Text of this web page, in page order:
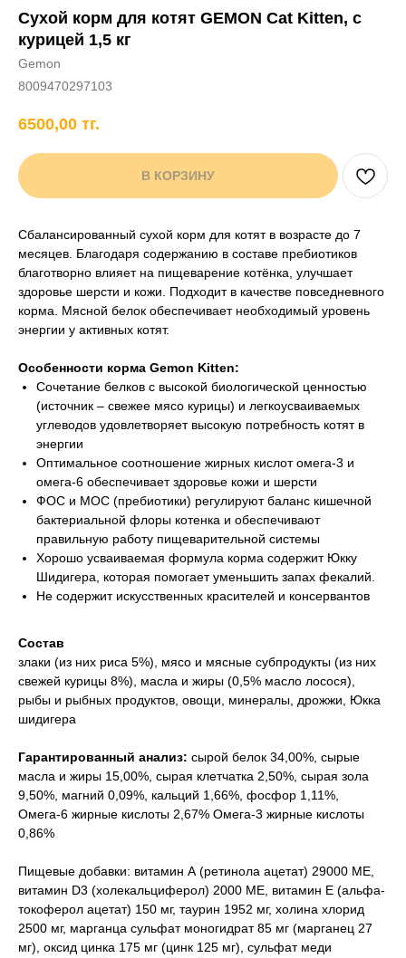
Хорькам
+7 706 407 30 81
Сухой корм для котят GEMON Cat Kitten, с
курицей 1,5 кг
Gemon
8009470297103
6500,00 тг.
В КОРЗИНУ
Сбалансированный сухой корм для котят в возрасте до 7
месяцев. Благодаря содержанию в составе пребиотиков
благотворно влияет на пищеварение котёнка, улучшает
здоровье шерсти и кожи. Подходит в качестве повседневного
корма. Мясной белок обеспечивает необходимый уровень
энергии у активных котят.
Особенности корма Gemon Kitten:
Сочетание белков с высокой биологической ценностью
(источник – свежее мясо курицы) и легкоусваиваемых
углеводов удовлетворяет высокую потребность котят в
энергии
Оптимальное соотношение жирных кислот омега-3 и
омега-6 обеспечивает здоровье кожи и шерсти
ФОС и МОС (пребиотики) регулируют баланс кишечной
бактериальной флоры котенка и обеспечивают
правильную работу пищеварительной системы
Хорошо усваиваемая формула корма содержит Юкку
Шидигера, которая помогает уменьшить запах фекалий.
Не содержит искусственных красителей и консервантов
Состав
злаки (из них риса 5%), мясо и мясные субпродукты (из них
свежей курицы 8%), масла и жиры (0,5% масло лосося),
рыбы и рыбных продуктов, овощи, минералы, дрожжи, Юкка
шидигера
Гарантированный анализ: сырой белок 34,00%, сырые
масла и жиры 15,00%, сырая клетчатка 2,50%, сырая зола
9,50%, магний 0,09%, кальций 1,66%, фосфор 1,11%,
Омега-6 жирные кислоты 2,67% Омега-3 жирные кислоты
0,86%
Пищевые добавки: витамин А (ретинола ацетат) 29000 МЕ,
витамин D3 (холекальциферол) 2000 МЕ, витамин Е (альфа-
токоферол ацетат) 150 мг, таурин 1952 мг, холина хлорид
2500 мг, марганца сульфат моногидрат 85 мг (марганец 27
мг), оксид цинка 175 мг (цинк 125 мг), сульфат меди